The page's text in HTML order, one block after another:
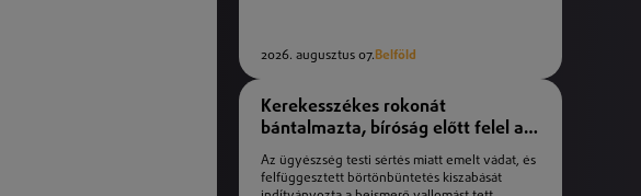
2026. augusztus 07.Belföld
Kerekesszékes rokonát
bántalmazta, bíróság előtt felel a
férfi
Az ügyészség testi sértés miatt emelt vádat, és
felfüggesztett börtönbüntetés kiszabását